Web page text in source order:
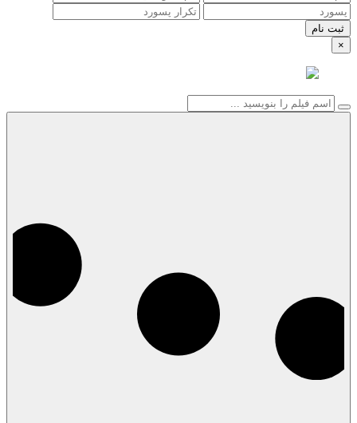
×